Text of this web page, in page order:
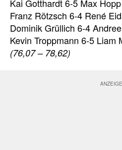
Kai Gotthardt 6-5 Max Hopp
Franz Rötzsch 6-4 René
Dominik Grüllich 6-4
Kevin Troppmann 6-5 Liam
(76,07 – 78,62)